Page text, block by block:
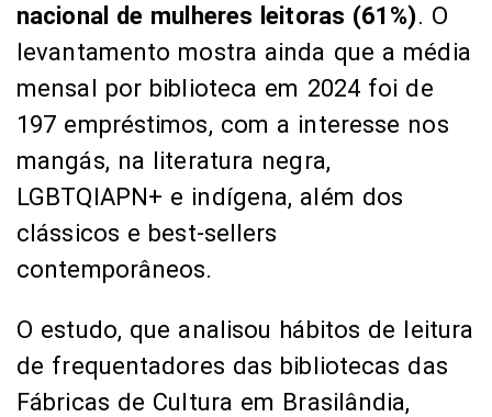
nacional de mulheres leitoras (61%). O
levantamento mostra ainda que a média
mensal por biblioteca em 2024 foi de
197 empréstimos, com a interesse nos
mangás, na literatura negra,
LGBTQIAPN+ e indígena, além dos
clássicos e best-sellers
contemporâneos.
O estudo, que analisou hábitos de leitura
de frequentadores das bibliotecas das
Fábricas de Cultura em Brasilândia,